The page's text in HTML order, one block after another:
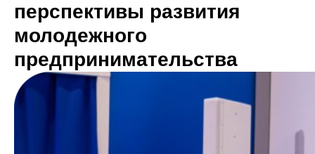
перспективы развития
молодежного
предпринимательства